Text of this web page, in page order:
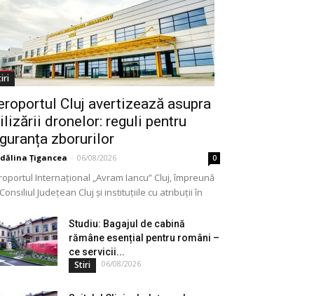
Cluj avertizează asupra
dronelor: reguli pentru
zborurilor
Țigancea - 06/08/2026 0
Internațional „Avram Iancu” Cluj, împreună
Județean Cluj și instituțiile cu atribuții în
Studiu: Bagajul de cabină
rămâne esențial pentru români –
ce servicii...
Stiri 06/08/2026